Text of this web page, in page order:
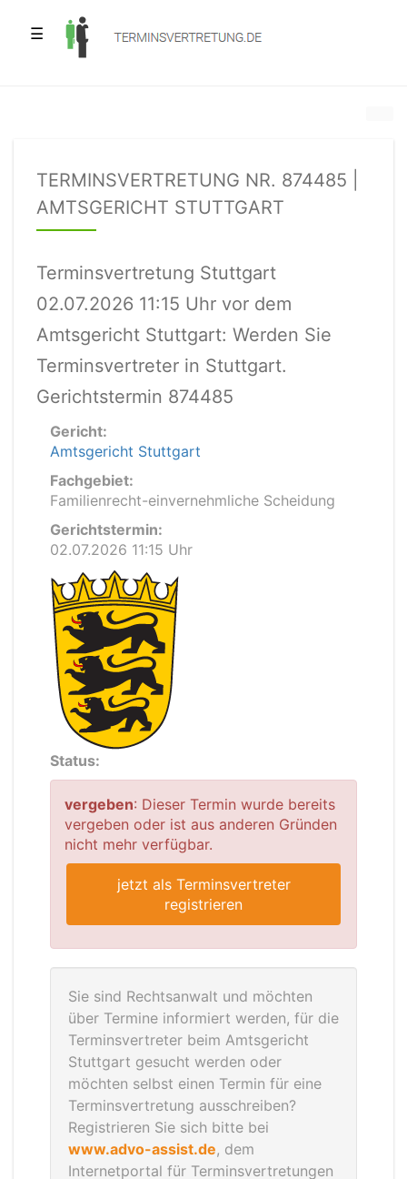
☰
TERMINSVERTRETUNG NR. 874485 |
AMTSGERICHT STUTTGART
Terminsvertretung Stuttgart
02.07.2026 11:15 Uhr vor dem
Amtsgericht Stuttgart: Werden Sie
Terminsvertreter in Stuttgart.
Gerichtstermin 874485
Gericht:
Amtsgericht Stuttgart
Fachgebiet:
Familienrecht-einvernehmliche Scheidung
Gerichtstermin:
02.07.2026 11:15 Uhr
Status:
vergeben: Dieser Termin wurde bereits
vergeben oder ist aus anderen Gründen
nicht mehr verfügbar.
jetzt als Terminsvertreter
registrieren
Sie sind Rechtsanwalt und möchten
über Termine informiert werden, für die
Terminsvertreter beim Amtsgericht
Stuttgart gesucht werden oder
möchten selbst einen Termin für eine
Terminsvertretung ausschreiben?
Registrieren Sie sich bitte bei
www.advo-assist.de, dem
Internetportal für Terminsvertretungen